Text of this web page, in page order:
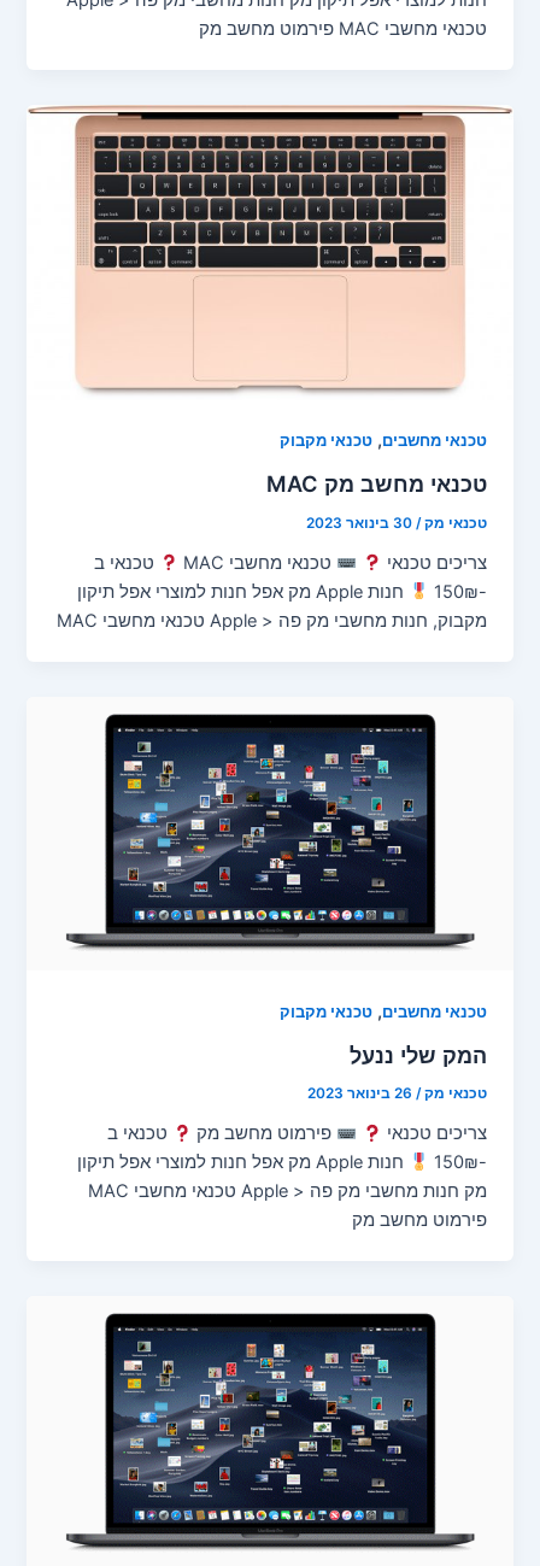
טכנאי מחשבי MAC פירמוט מחשב מק
טכנאי מחשבים,טכנאי מקבוק
טכנאי מחשב מק MAC
טכנאי מק/30 בינואר 2023
צריכים טכנאי טכנאי מחשבי MAC
טכנאי ב
-150₪
חנות Apple מק אפל חנות למוצרי אפל תיקון
מקבוק, חנות מחשבי מק פה < Apple טכנאי מחשבי MAC
טכנאי מחשבים,טכנאי מקבוק
המק שלי ננעל
טכנאי מק/ 26 בינואר 2023
צריכים טכנאי פירמוט מחשב מק
טכנאי ב
-150₪
חנות Apple מק אפל חנות למוצרי אפל תיקון
מק חנות מחשבי מק פה < Apple טכנאי מחשבי MAC
פירמוט מחשב מק